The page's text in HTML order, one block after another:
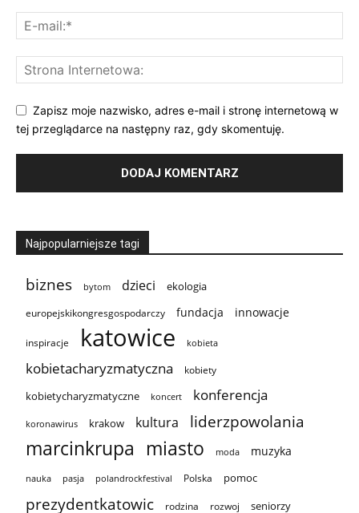
Zapisz moje nazwisko, adres e-mail i stronę internetową w
tej przeglądarce na następny raz, gdy skomentuję.
Najpopularniejsze tagi
biznes bytom dzieci ekologia
europejskikongresgospodarczy fundacja innowacje
inspiracje katowice kobieta
kobietacharyzmatyczna kobiety
kobietycharyzmatyczne koncert konferencja
koronawirus krakow kultura liderzpowolania
marcinkrupa miasto moda muzyka
nauka pasja polandrockfestival Polska pomoc
prezydentkatowic rodzina rozwoj seniorzy